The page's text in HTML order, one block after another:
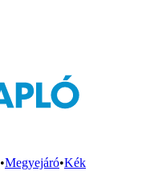
•Megyejáró•Kék